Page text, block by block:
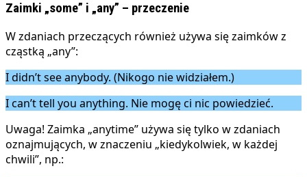
Zaimki „some” i „any” – przeczenie
W zdaniach przeczących również używa się zaimków z
cząstką „any”:
I didn’t see anybody. (Nikogo nie widziałem.)
I can’t tell you anything. Nie mogę ci nic powiedzieć.
Uwaga! Zaimka „anytime” używa się tylko w zdaniach
oznajmujących, w znaczeniu „kiedykolwiek, w każdej
chwili”, np.: